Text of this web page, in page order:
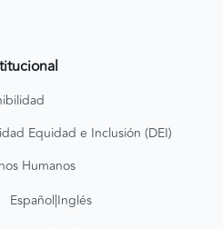
Equidad e Inclusión (DEI)
Humanos
Español|Inglés